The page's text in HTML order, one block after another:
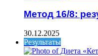
Метод 16/8:
30.12.2025
Результаты